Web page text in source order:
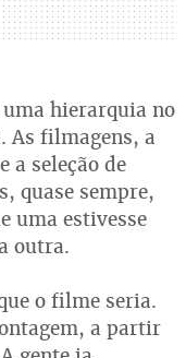
uma hierarquia no
As filmagens, a
a seleção de
quase sempre,
uma estivesse
outra.
o filme seria.
a partir